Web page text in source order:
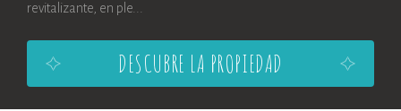
revitalizante, en ple...
DESCUBRE LA PROPIEDAD